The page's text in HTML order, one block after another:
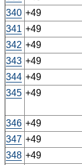
340 +49
341 +49
342 +49
343 +49
344 +49
345 +49
346 +49
347 +49
348 +49